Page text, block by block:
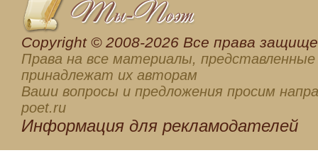
Сopyright © 2008-2026 Все права
Права на все материалы, представленные
принадлежат их авторам
Ваши вопросы и предложения просим
poet.ru
Информация для рекламодателей